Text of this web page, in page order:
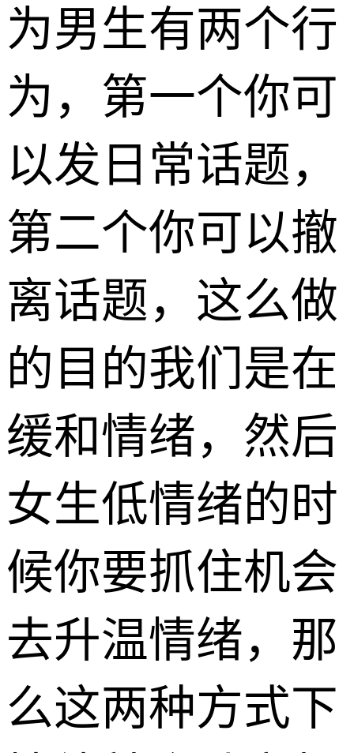
为男生有两个行
为，第一个你可
以发日常话题，
第二个你可以撤
离话题，这么做
的目的我们是在
缓和情绪，然后
女生低情绪的时
候你要抓住机会
去升温情绪，那
么这两种方式下